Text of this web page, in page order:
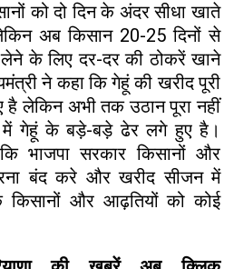
को दो दिन के अंदर सीधा खाते
अब किसान 20-25 दिनों से
के लिए दर-दर की ठोकरें खाने
ने कहा कि गेहूं की खरीद पूरी
है लेकिन अभी तक उठान पूरा नहीं
में गेहूं के बड़े-बड़े ढेर लगे हुए है।
भाजपा सरकार किसानों और
बंद करे और खरीद सीजन में
किसानों और आढ़तियों को कोई